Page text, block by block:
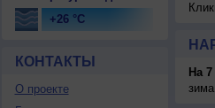
+26 °C
КОНТАКТЫ
О проекте
На 7